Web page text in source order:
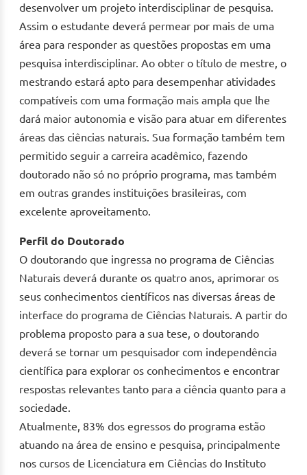
desenvolver um projeto interdisciplinar de pesquisa.
Assim o estudante deverá permear por mais de uma
área para responder as questões propostas em uma
pesquisa interdisciplinar. Ao obter o título de mestre, o
mestrando estará apto para desempenhar atividades
compatíveis com uma formação mais ampla que lhe
dará maior autonomia e visão para atuar em diferentes
áreas das ciências naturais. Sua formação também tem
permitido seguir a carreira acadêmico, fazendo
doutorado não só no próprio programa, mas também
em outras grandes instituições brasileiras, com
excelente aproveitamento.
Perfil do Doutorado
O doutorando que ingressa no programa de Ciências
Naturais deverá durante os quatro anos, aprimorar os
seus conhecimentos científicos nas diversas áreas de
interface do programa de Ciências Naturais. A partir do
problema proposto para a sua tese, o doutorando
deverá se tornar um pesquisador com independência
científica para explorar os conhecimentos e encontrar
respostas relevantes tanto para a ciência quanto para a
sociedade.
Atualmente, 83% dos egressos do programa estão
atuando na área de ensino e pesquisa, principalmente
nos cursos de Licenciatura em Ciências do Instituto